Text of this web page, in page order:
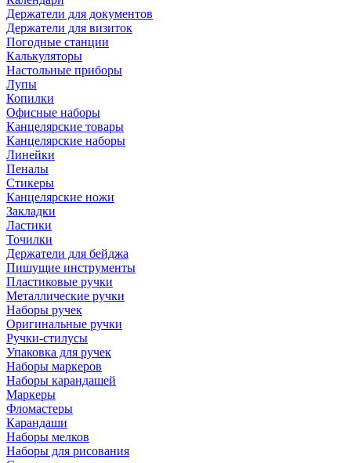
Держатели для документов
Держатели для визиток
Погодные станции
Калькуляторы
Настольные приборы
Лупы
Копилки
Офисные наборы
Канцелярские товары
Канцелярские наборы
Линейки
Пеналы
Стикеры
Канцелярские ножи
Закладки
Ластики
Точилки
Держатели для бейджа
Пишущие инструменты
Пластиковые ручки
Металлические ручки
Наборы ручек
Оригинальные ручки
Ручки-стилусы
Упаковка для ручек
Наборы маркеров
Наборы карандашей
Маркеры
Фломастеры
Карандаши
Наборы мелков
Наборы для рисования